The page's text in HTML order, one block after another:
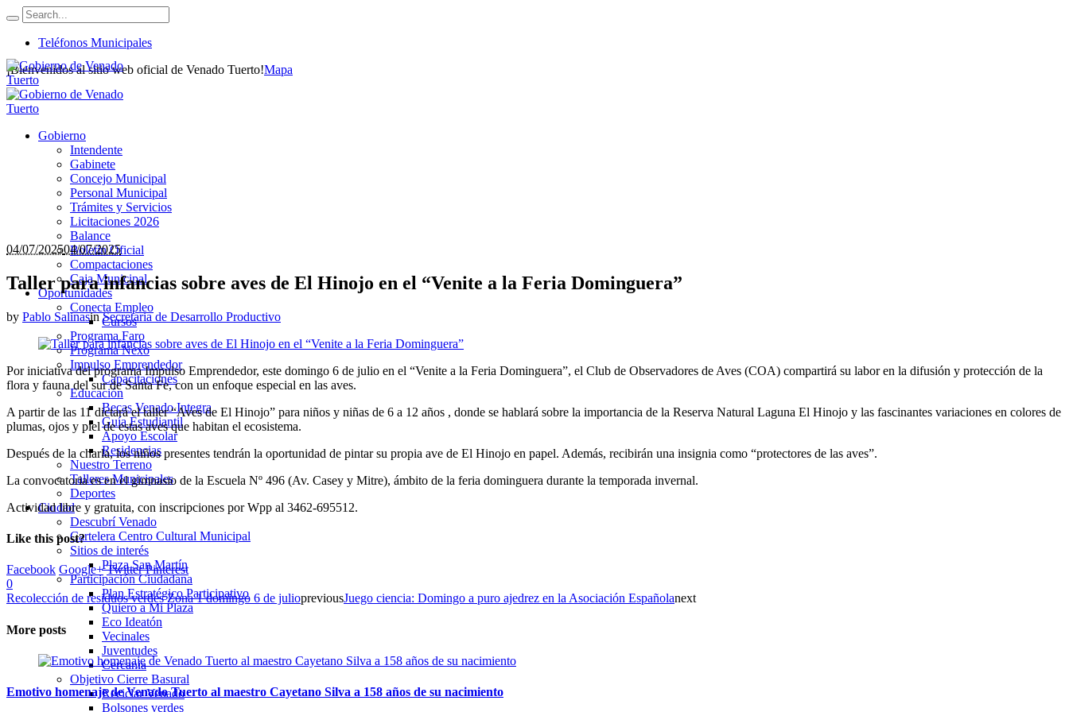
Teléfonos Municipales
¡Bienvenidos al sitio web oficial de Venado Tuerto!Mapa
Gobierno
Intendente
Gabinete
Concejo Municipal
Personal Municipal
Trámites y Servicios
Licitaciones 2026
Balance
Boletín Oficial
Compactaciones
Caja Municipal
Oportunidades
Conecta Empleo
Cursos
Programa Faro
Programa Nexo
Impulso Emprendedor
Capacitaciones
Educación
Becas Venado Integra
Guía Estudiantil
Apoyo Escolar
Residencias
Nuestro Terreno
Talleres Municipales
Deportes
Ciudad
Descubrí Venado
Cartelera Centro Cultural Municipal
Sitios de interés
Plaza San Martín
Participación Ciudadana
Plan Estratégico Participativo
Quiero a Mi Plaza
Eco Ideatón
Vecinales
Juventudes
Cercania
Objetivo Cierre Basural
Reciclar Venado
Bolsones verdes
04/07/202504/07/2025
Taller para infancias sobre aves de El Hinojo en el “Venite a la Feria Dominguera”
by Pablo SalinasinSecretaria de Desarrollo Productivo
Por iniciativa del programa Impulso Emprendedor, este domingo 6 de julio en el “Venite a la Feria Dominguera”, el Club de Observadores de Aves (COA) compartirá su labor en la difusión y protección de la
flora y fauna del sur de Santa Fe, con un enfoque especial en las aves.
A partir de las 11 dictará el taller “Aves de El Hinojo” para niños y niñas de 6 a 12 años , donde se hablará sobre la importancia de la Reserva Natural Laguna El Hinojo y las fascinantes variaciones en colores de
plumas, ojos y piel de estas aves que habitan el ecosistema.
Después de la charla, los niños presentes tendrán la oportunidad de pintar su propia ave de El Hinojo en papel. Además, recibirán una insignia como “protectores de las aves”.
La convocatoria es en el gimnasio de la Escuela Nº 496 (Av. Casey y Mitre), ámbito de la feria dominguera durante la temporada invernal.
Actividad libre y gratuita, con inscripciones por Wpp al 3462-695512.
Like this post?
Facebook Google+ Twitter Pinterest
0
Recolección de residuos verdes Zona 1 domingo 6 de juliopreviousJuego ciencia: Domingo a puro ajedrez en la Asociación Españolanext
More posts
Emotivo homenaje de Venado Tuerto al maestro Cayetano Silva a 158 años de su nacimiento